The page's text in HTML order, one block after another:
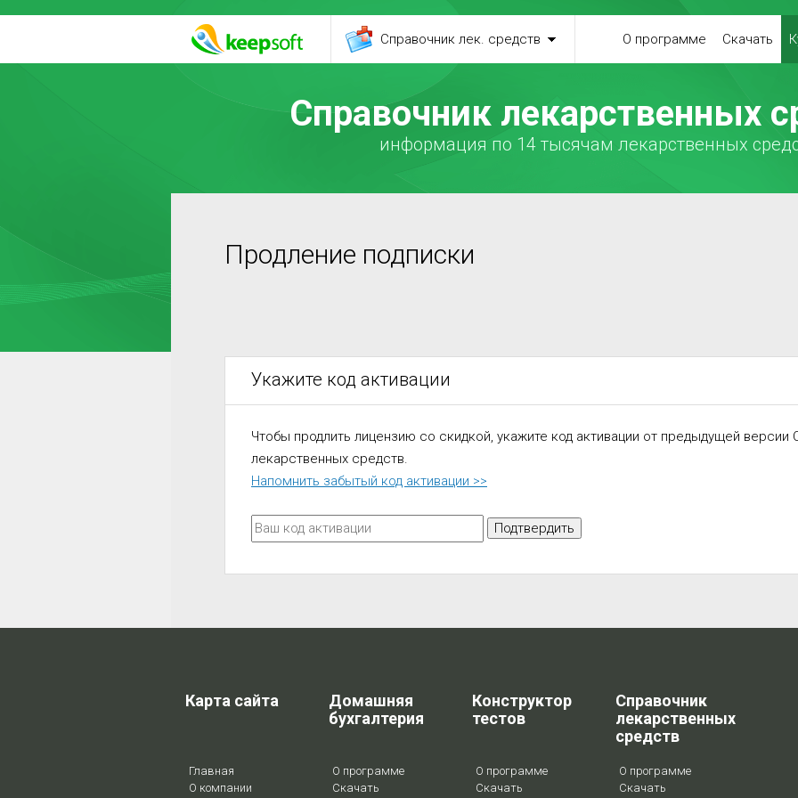
Справочник лек. средств О программе Скачать
Справочник лекарственных
информация по 14 тысячам лекарственных
Продление подписки
Укажите код активации
Чтобы продлить лицензию со скидкой, укажите код активации от предыдущей версии
лекарственных средств.
Напомнить забытый код активации >>
Карта сайта
Главная
О компании
Домашняя
бухгалтерия
О программе
Скачать
Конструктор
тестов
О программе
Скачать
Справочник
лекарственных
средств
О программе
Скачать